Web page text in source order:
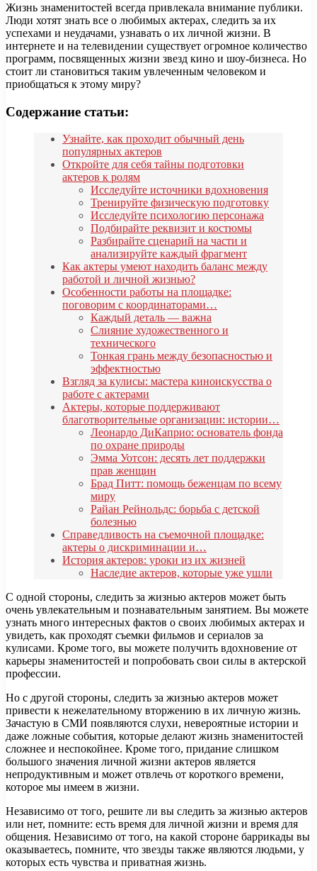
Жизнь знаменитостей всегда привлекала внимание публики.
Люди хотят знать все о любимых актерах, следить за их
успехами и неудачами, узнавать о их личной жизни. В
интернете и на телевидении существует огромное количество
программ, посвященных жизни звезд кино и шоу-бизнеса. Но
стоит ли становиться таким увлеченным человеком и
приобщаться к этому миру?
Содержание статьи:
Узнайте, как проходит обычный день
популярных актеров
Откройте для себя тайны подготовки
актеров к ролям
Исследуйте источники вдохновения
Тренируйте физическую подготовку
Исследуйте психологию персонажа
Подбирайте реквизит и костюмы
Разбирайте сценарий на части и
анализируйте каждый фрагмент
Как актеры умеют находить баланс между
работой и личной жизнью?
Особенности работы на площадке:
поговорим с координаторами…
Каждый деталь — важна
Слияние художественного и
технического
Тонкая грань между безопасностью и
эффектностью
Взгляд за кулисы: мастера киноискусства о
работе с актерами
Актеры, которые поддерживают
благотворительные организации: истории…
Леонардо ДиКаприо: основатель фонда
по охране природы
Эмма Уотсон: десять лет поддержки
прав женщин
Брад Питт: помощь беженцам по всему
миру
Райан Рейнольдс: борьба с детской
болезнью
Справедливость на съемочной площадке:
актеры о дискриминации и…
История актеров: уроки из их жизней
Наследие актеров, которые уже ушли
С одной стороны, следить за жизнью актеров может быть
очень увлекательным и познавательным занятием. Вы можете
узнать много интересных фактов о своих любимых актерах и
увидеть, как проходят съемки фильмов и сериалов за
кулисами. Кроме того, вы можете получить вдохновение от
карьеры знаменитостей и попробовать свои силы в актерской
профессии.
Но с другой стороны, следить за жизнью актеров может
привести к нежелательному вторжению в их личную жизнь.
Зачастую в СМИ появляются слухи, невероятные истории и
даже ложные события, которые делают жизнь знаменитостей
сложнее и неспокойнее. Кроме того, придание слишком
большого значения личной жизни актеров является
непродуктивным и может отвлечь от короткого времени,
которое мы имеем в жизни.
Независимо от того, решите ли вы следить за жизнью актеров
или нет, помните: есть время для личной жизни и время для
общения. Независимо от того, на какой стороне баррикады вы
оказываетесь, помните, что звезды также являются людьми, у
которых есть чувства и приватная жизнь.